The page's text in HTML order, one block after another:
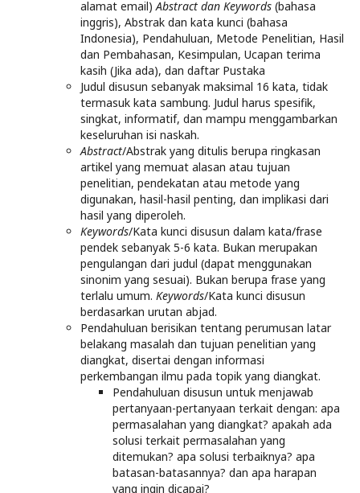
alamat email)Abstract dan Keywords (bahasa
inggris), Abstrak dan kata kunci (bahasa
Indonesia), Pendahuluan, Metode Penelitian, Hasil
dan Pembahasan, Kesimpulan, Ucapan terima
kasih (Jika ada), dan daftar Pustaka
Judul disusun sebanyak maksimal 16 kata, tidak
termasuk kata sambung. Judul harus spesifik,
singkat, informatif, dan mampu menggambarkan
keseluruhan isi naskah.
Abstract/Abstrak yang ditulis berupa ringkasan
artikel yang memuat alasan atau tujuan
penelitian, pendekatan atau metode yang
digunakan, hasil-hasil penting, dan implikasi dari
hasil yang diperoleh.
Keywords/Kata kunci disusun dalam kata/frase
pendek sebanyak 5-6 kata. Bukan merupakan
pengulangan dari judul (dapat menggunakan
sinonim yang sesuai). Bukan berupa frase yang
terlalu umum. Keywords/Kata kunci disusun
berdasarkan urutan abjad.
Pendahuluan berisikan tentang perumusan latar
belakang masalah dan tujuan penelitian yang
diangkat, disertai dengan informasi
perkembangan ilmu pada topik yang diangkat.
Pendahuluan disusun untuk menjawab
pertanyaan-pertanyaan terkait dengan: apa
permasalahan yang diangkat? apakah ada
solusi terkait permasalahan yang
ditemukan? apa solusi terbaiknya? apa
batasan-batasannya? dan apa harapan
yang ingin dicapai?